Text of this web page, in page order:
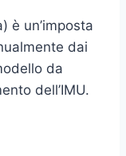
è un’imposta
dai
da
dell’IMU.